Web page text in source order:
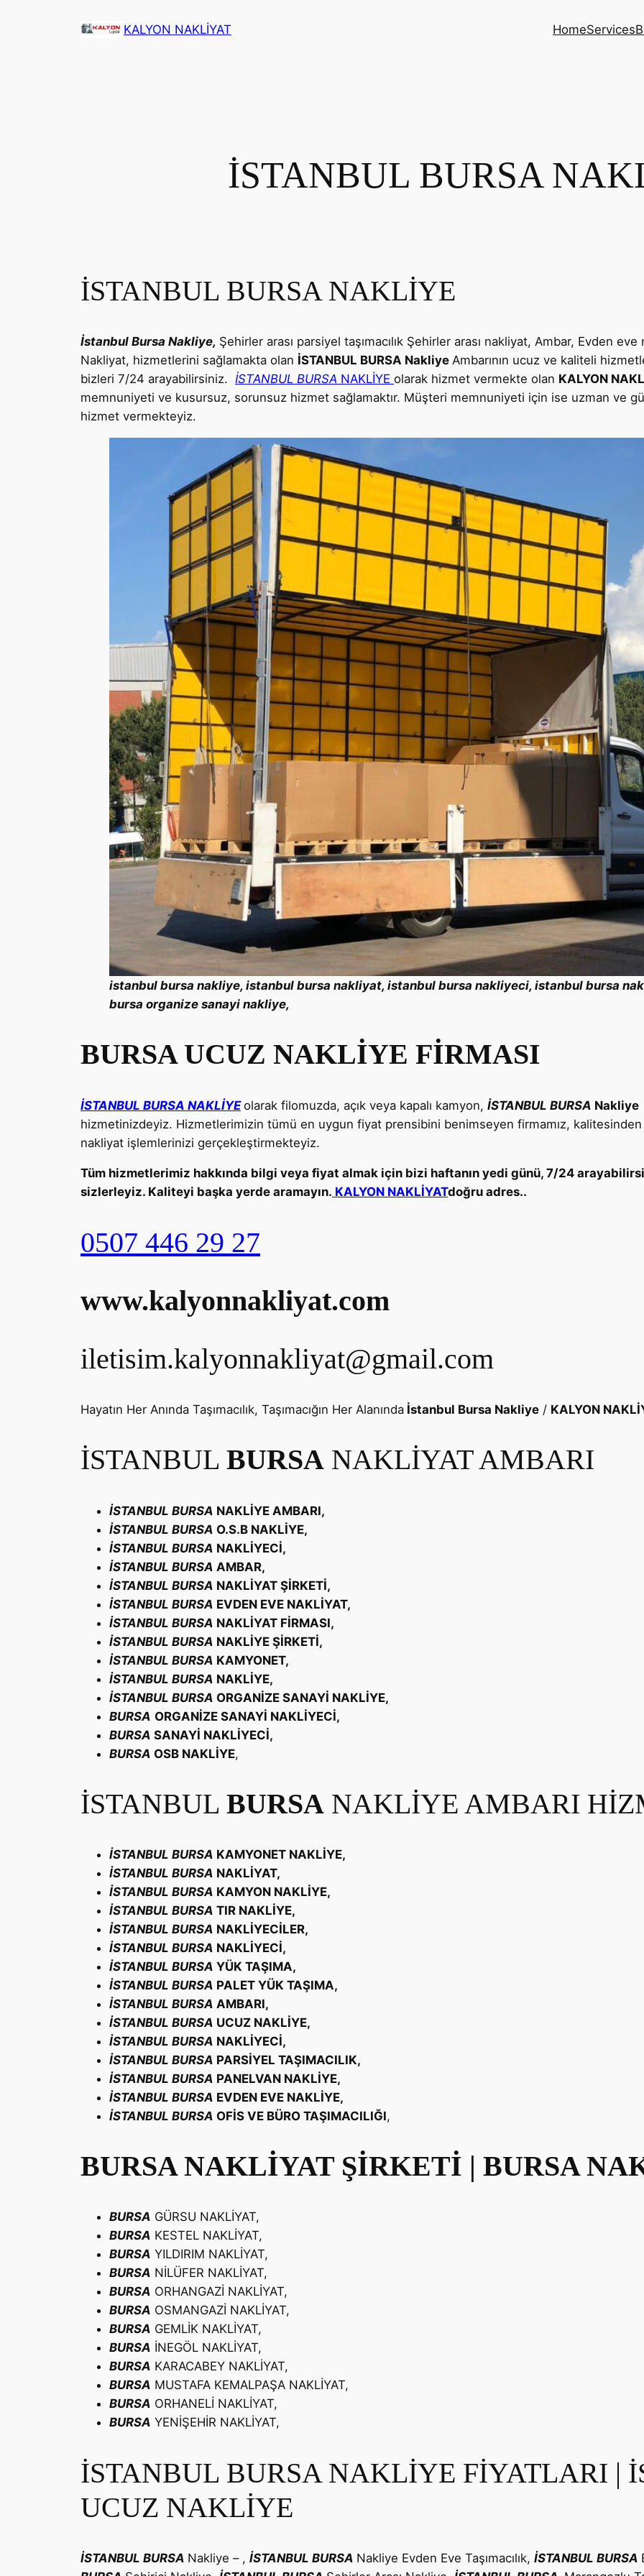
KALYON NAKLİYAT HomeServices
İSTANBUL BURSA
İSTANBUL BURSA NAKLİYE
İstanbul Bursa Nakliye, Şehirler arası parsiyel taşımacılık Şehirler arası nakliyat, Ambar, Evden
Nakliyat, hizmetlerini sağlamakta olan İSTANBUL BURSA Nakliye Ambarının ucuz ve kaliteli
bizleri 7/24 arayabilirsiniz. İSTANBUL BURSA NAKLİYE olarak hizmet vermekte olan KALYON
memnuniyeti ve kusursuz, sorunsuz hizmet sağlamaktır. Müşteri memnuniyeti için ise uzman ve
hizmet vermekteyiz.
istanbul bursa nakliye, istanbul bursa nakliyat, istanbul bursa nakliyeci, istanbul bursa
bursa organize sanayi nakliye,
BURSA UCUZ NAKLİYE FİRMASI
İSTANBUL BURSA NAKLİYE olarak filomuzda, açık veya kapalı kamyon, İSTANBUL BURSA Nakliye
hizmetinizdeyiz. Hizmetlerimizin tümü en uygun fiyat prensibini benimseyen firmamız,
nakliyat işlemlerinizi gerçekleştirmekteyiz.
Tüm hizmetlerimiz hakkında bilgi veya fiyat almak için bizi haftanın yedi günü, 7/24
sizlerleyiz. Kaliteyi başka yerde aramayın. KALYON NAKLİYATdoğru adres..
0507 446 29 27
www.kalyonnakliyat.com
iletisim.kalyonnakliyat@gmail.com
Hayatın Her Anında Taşımacılık, Taşımacığın Her Alanında İstanbul Bursa Nakliye / KALYON
İSTANBUL BURSA NAKLİYAT AMBARI
İSTANBUL BURSA NAKLİYE AMBARI,
İSTANBUL BURSA O.S.B NAKLİYE,
İSTANBUL BURSA NAKLİYECİ,
İSTANBUL BURSA AMBAR,
İSTANBUL BURSA NAKLİYAT ŞİRKETİ,
İSTANBUL BURSA EVDEN EVE NAKLİYAT,
İSTANBUL BURSA NAKLİYAT FİRMASI,
İSTANBUL BURSA NAKLİYE ŞİRKETİ,
İSTANBUL BURSA KAMYONET,
İSTANBUL BURSA NAKLİYE,
İSTANBUL BURSA ORGANİZE SANAYİ NAKLİYE,
BURSA ORGANİZE SANAYİ NAKLİYECİ,
BURSA SANAYİ NAKLİYECİ,
BURSA OSB NAKLİYE,
İSTANBUL BURSA NAKLİYE AMBARI
İSTANBUL BURSA KAMYONET NAKLİYE,
İSTANBUL BURSA NAKLİYAT,
İSTANBUL BURSA KAMYON NAKLİYE,
İSTANBUL BURSA TIR NAKLİYE,
İSTANBUL BURSA NAKLİYECİLER,
İSTANBUL BURSA NAKLİYECİ,
İSTANBUL BURSA YÜK TAŞIMA,
İSTANBUL BURSA PALET YÜK TAŞIMA,
İSTANBUL BURSA AMBARI,
İSTANBUL BURSA UCUZ NAKLİYE,
İSTANBUL BURSA NAKLİYECİ,
İSTANBUL BURSA PARSİYEL TAŞIMACILIK,
İSTANBUL BURSA PANELVAN NAKLİYE,
İSTANBUL BURSA EVDEN EVE NAKLİYE,
İSTANBUL BURSA OFİS VE BÜRO TAŞIMACILIĞI,
BURSA NAKLİYAT ŞİRKETİ | BURSA
BURSA GÜRSU NAKLİYAT,
BURSA KESTEL NAKLİYAT,
BURSA YILDIRIM NAKLİYAT,
BURSA NİLÜFER NAKLİYAT,
BURSA ORHANGAZİ NAKLİYAT,
BURSA OSMANGAZİ NAKLİYAT,
BURSA GEMLİK NAKLİYAT,
BURSA İNEGÖL NAKLİYAT,
BURSA KARACABEY NAKLİYAT,
BURSA MUSTAFA KEMALPAŞA NAKLİYAT,
BURSA ORHANELİ NAKLİYAT,
BURSA YENİŞEHİR NAKLİYAT,
İSTANBUL BURSA NAKLİYE FİYATLARI |
UCUZ NAKLİYE
İSTANBUL BURSA Nakliye – , İSTANBUL BURSA Nakliye Evden Eve Taşımacılık, İSTANBUL BURSA